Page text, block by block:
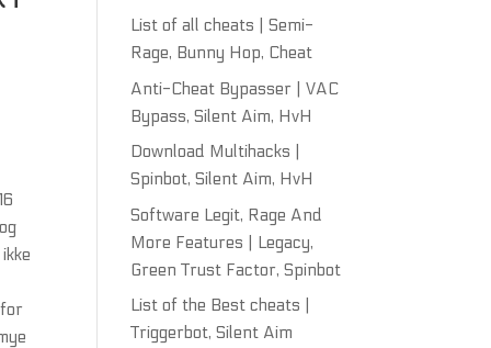
List of all cheats | Semi-
Rage, Bunny Hop, Cheat
Anti-Cheat Bypasser | VAC
Bypass, Silent Aim, HvH
Download Multihacks |
Spinbot, Silent Aim, HvH
Software Legit, Rage And
More Features | Legacy,
Green Trust Factor, Spinbot
List of the Best cheats |
Triggerbot, Silent Aim